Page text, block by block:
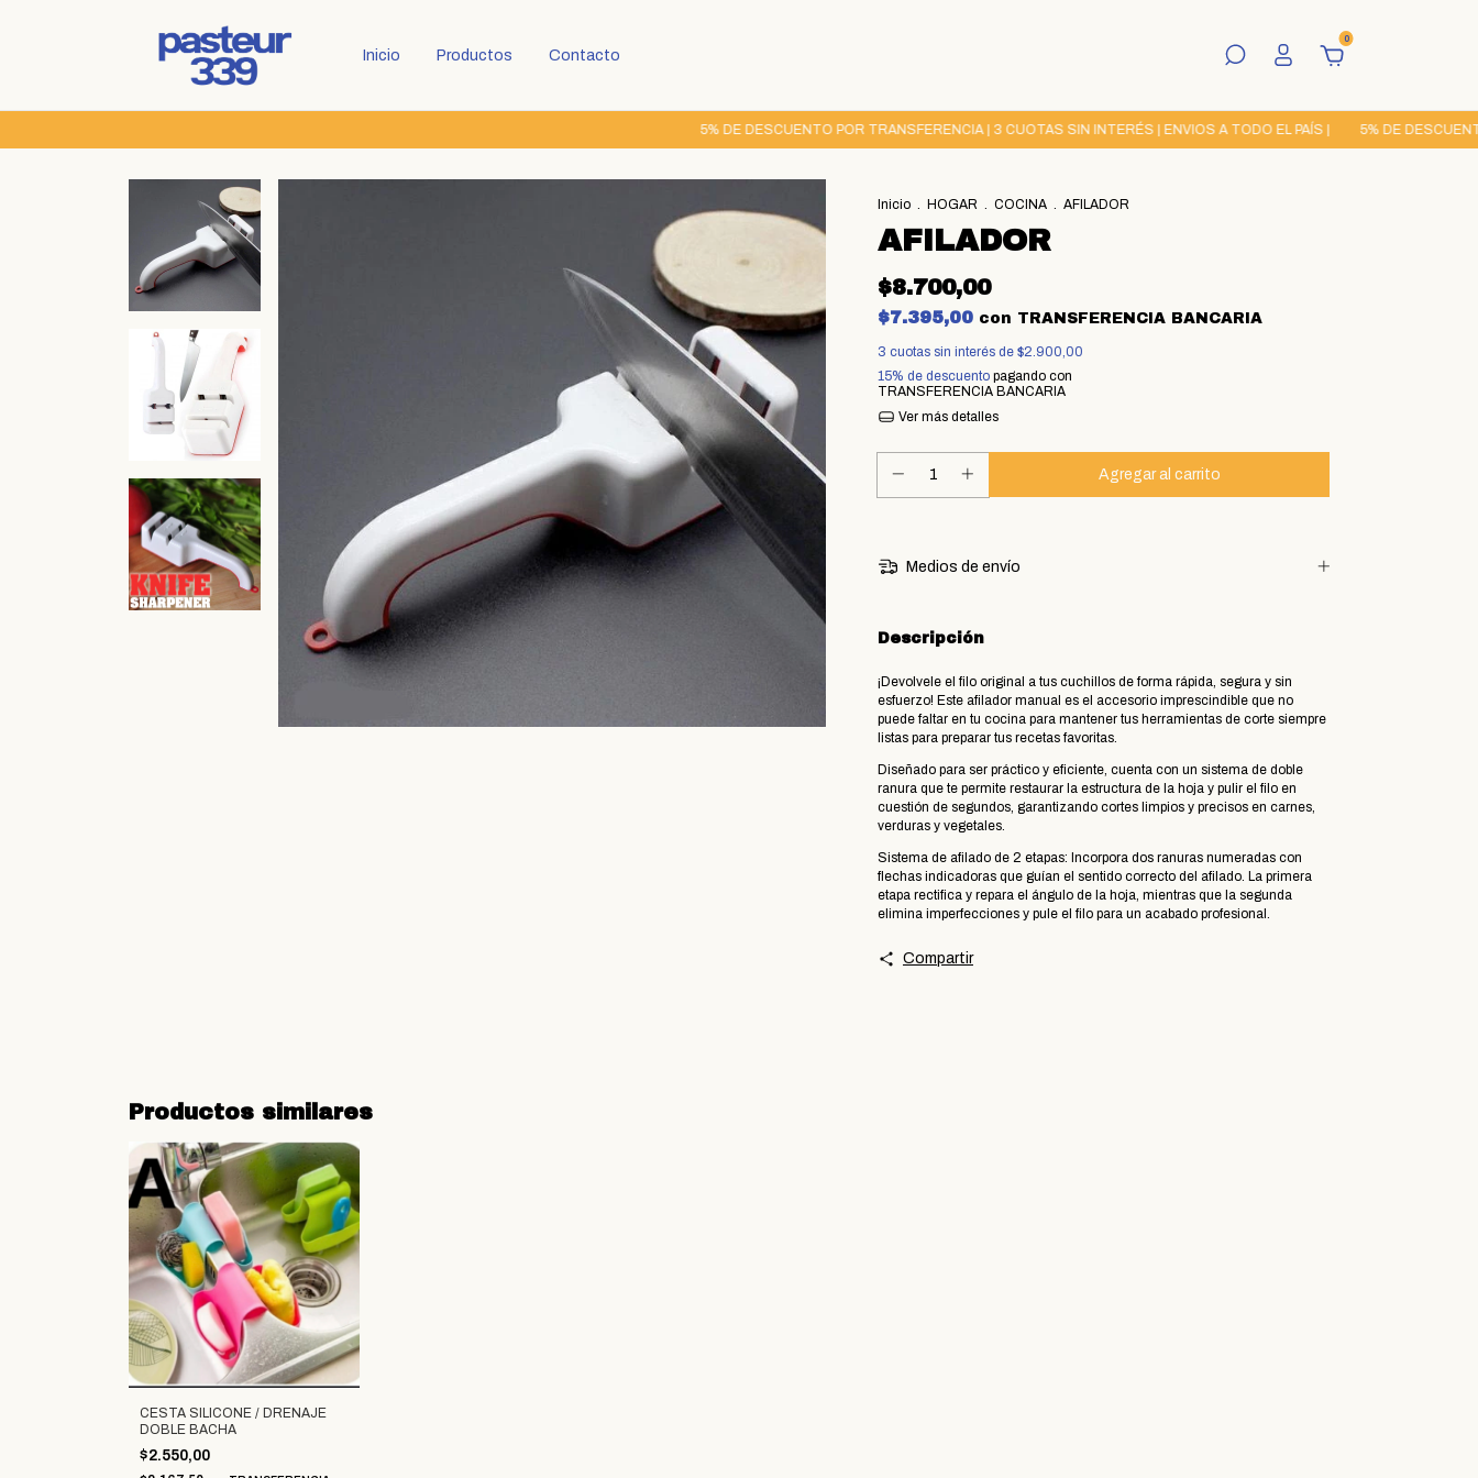
Inicio Productos Contacto
0
5% DE DESCUENTO POR TRANSFERENCIA | 3 CUOTAS SIN INTERÉS | ENVIOS A TODO EL PAÍS | 5% DE
Inicio . HOGAR . COCINA . AFILADOR
AFILADOR
$8.700,00
$7.395,00 con TRANSFERENCIA BANCARIA
3 cuotas sin interés de $2.900,00
15% de descuento pagando con
TRANSFERENCIA BANCARIA
Ver más detalles
Medios de envío
Descripción
​¡Devolvele el filo original a tus cuchillos de forma rápida, segura y sin
esfuerzo! Este afilador manual es el accesorio imprescindible que no
puede faltar en tu cocina para mantener tus herramientas de corte siempre
listas para preparar tus recetas favoritas.
​Diseñado para ser práctico y eficiente, cuenta con un sistema de doble
ranura que te permite restaurar la estructura de la hoja y pulir el filo en
cuestión de segundos, garantizando cortes limpios y precisos en carnes,
verduras y vegetales.
Sistema de afilado de 2 etapas: Incorpora dos ranuras numeradas con
flechas indicadoras que guían el sentido correcto del afilado. La primera
etapa rectifica y repara el ángulo de la hoja, mientras que la segunda
elimina imperfecciones y pule el filo para un acabado profesional.
Compartir
Productos similares
CESTA SILICONE / DRENAJE
DOBLE BACHA
$2.550,00